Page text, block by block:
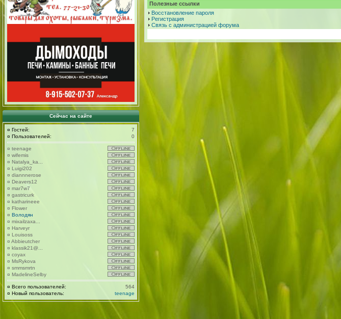
Сейчас на сайте
¤ Гостей:
7
¤ Пользователей: 0
¤ teenage
¤ wifemis
¤ Natalya_ka...
¤ Luigi202
¤ diannnerose
¤ Deavers12
¤ mar7w7
¤ gastricurk
¤ katharineee
¤ Flower
¤ Володян
¤ mixailzaxa...
¤ Harveyr
¤ Louisoss
¤ Abbieutcher
¤ klassik21@...
¤ coyax
¤ MsRykova
¤ smmsmrtn
¤ MadelineSelby
¤ Всего пользователей:
564
¤ Новый пользователь: teenage
Полезные ссылки
Восстановление пароля
Регистрация
Связь с администрацией форума